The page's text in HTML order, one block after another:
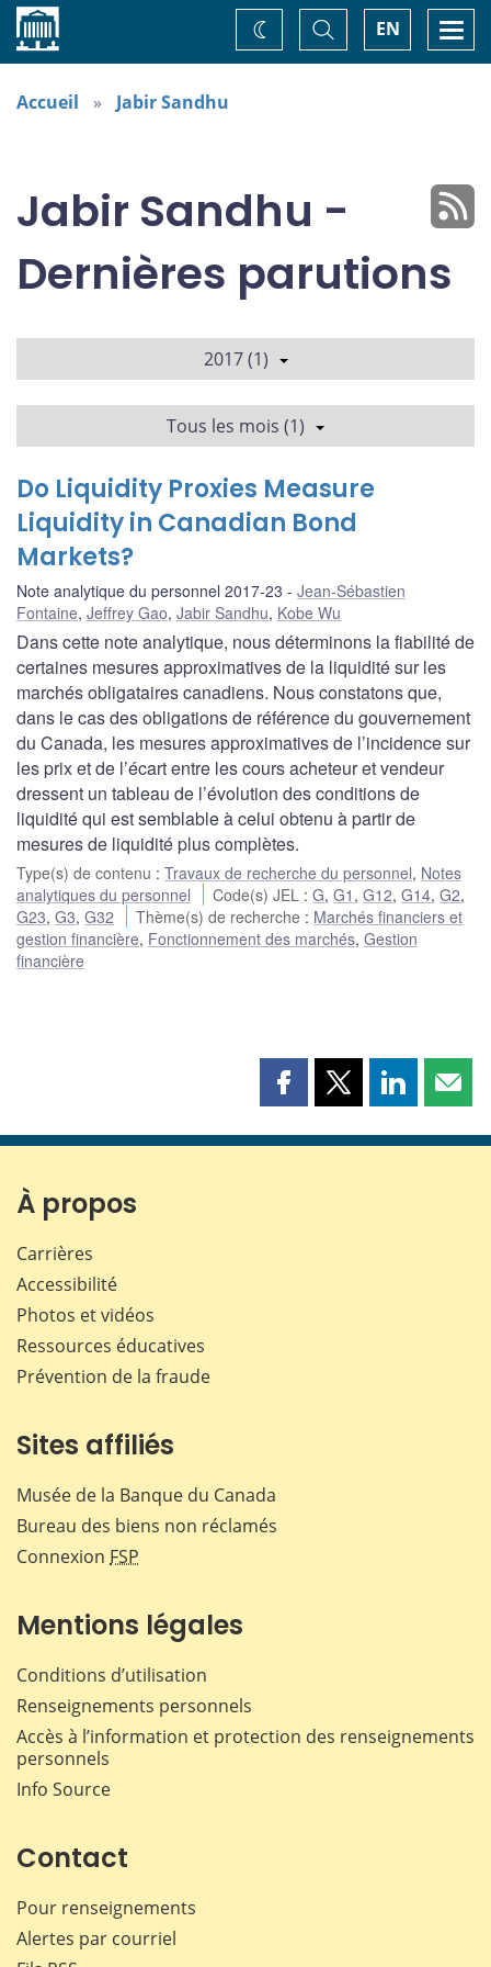
Accueil EN
Basculer
la
recherche
Changez
de
Accueil Jabir Sandhu
Jabir Sandhu -
Dernières parutions
2017 (1)
Tous les mois (1)
Do Liquidity Proxies Measure
Liquidity in Canadian Bond
Markets?
Note analytique du personnel 2017-23
Jean-Sébastien
Fontaine, Jeffrey Gao, Jabir Sandhu, Kobe Wu
Dans cette note analytique, nous déterminons la fiabilité de
certaines mesures approximatives de la liquidité sur les
marchés obligataires canadiens. Nous constatons que,
dans le cas des obligations de référence du gouvernement
du Canada, les mesures approximatives de l’incidence sur
les prix et de l’écart entre les cours acheteur et vendeur
dressent un tableau de l’évolution des conditions de
liquidité qui est semblable à celui obtenu à partir de
mesures de liquidité plus complètes.
Type(s) de contenu : Travaux de recherche du personnel, Notes
analytiques du personnel
Code(s) JEL :G,G1 ,G12,G14,G2,
G23, G3, G32 Thème(s) de recherche : Marchés financiers et
gestion financière, Fonctionnement des marchés, Gestion
financière
Partager
page
Partager
page
Partager
page page
À propos
Carrières
Accessibilité
Photos et vidéos
Ressources éducatives
Prévention de la fraude
Sites affiliés
Musée de la Banque du Canada
Bureau des biens non réclamés
Connexion FSP
Mentions légales
Conditions d’utilisation
Renseignements personnels
Accès à l’information et protection des renseignements
personnels
Info Source
Contact
Pour renseignements
Alertes par courriel